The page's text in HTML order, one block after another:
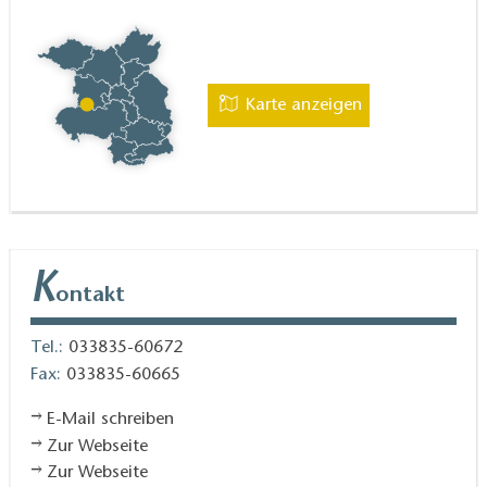
Karte anzeigen
Kontakt
Tel.: 033835-60672
Fax: 033835-60665
E-Mail schreiben
Zur Webseite
Zur Webseite